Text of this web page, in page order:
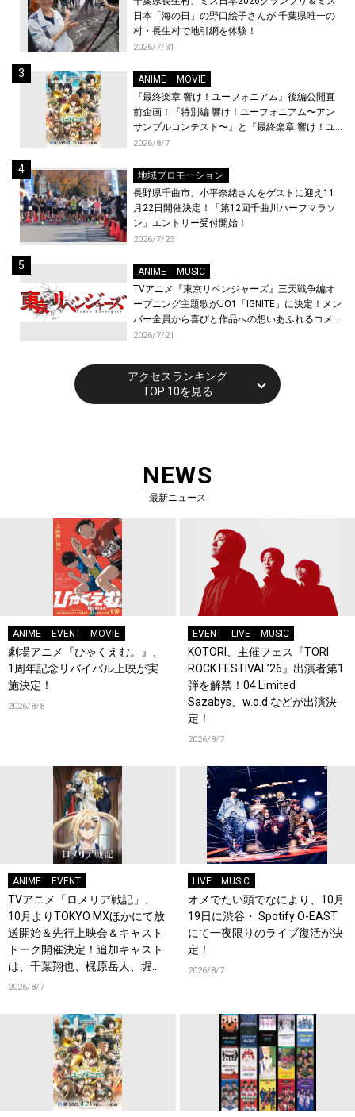
日本「海の日」の野口絵子さんが 千葉県唯一の
村・長生村で地引網を体験！
2026/7/31
ANIME
MOVIE
『最終楽章 響け！ユーフォニアム』後編公開直
前企画！『特別編 響け！ユーフォニアム〜アン
サンブルコンテスト〜』と『最終楽章 響け！ユ
ーフォニアム』前編の一挙上映が決定！
2026/8/7
地域プロモーション
長野県千曲市、小平奈緒さんをゲストに迎え11
月22日開催決定！「第12回千曲川ハーフマラソ
ン」エントリー受付開始！
2026/7/23
ANIME
MUSIC
TVアニメ『東京リベンジャーズ』三天戦争編オ
ープニング主題歌がJO1「IGNITE」に決定！メン
バー全員から喜びと作品への想いあふれるコメン
トが到着！9月に東京・大阪で先行上映会を開
2026/7/21
アクセスランキング
TOP 10を見る
NEWS
最新ニュース
ANIME EVENT MOVIE
劇場アニメ『ひゃくえむ。』、
1周年記念リバイバル上映が実
施決定！
2026/8/8
EVENT LIVE MUSIC
KOTORI、主催フェス『TORI
ROCK FESTIVAL’26』出演者第1
弾を解禁！04 Limited
Sazabys、w.o.d.などが出演決
定！
2026/8/7
ANIME EVENT
TVアニメ「ロメリア戦記」、
10月よりTOKYO MXほかにて放
送開始＆先行上映会＆キャスト
トーク開催決定！追加キャスト
は、千葉翔也、梶原岳人、堀江
瞬、綿貫竜之介！PV第1弾公
2026/8/7
LIVE MUSIC
オメでたい頭でなにより、10月
19日に渋谷・ Spotify O-EAST
にて一夜限りのライブ復活が決
定！
2026/8/7